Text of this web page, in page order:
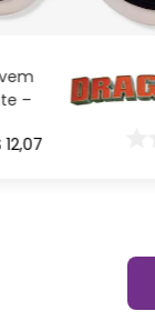
–
12,07